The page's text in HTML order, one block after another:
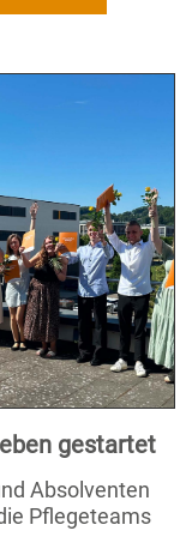
gestartet
Absolventen
Pflegeteams